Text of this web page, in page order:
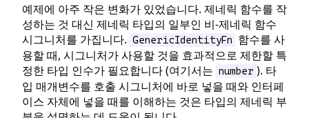
예제에 아주 작은 변화가 있었습니다. 제네릭 함수를 작
성하는 것 대신 제네릭 타입의 일부인 비-제네릭 함수
시그니처를 가집니다. GenericIdentityFn
함수를 사
용할 때, 시그니처가 사용할 것을 효과적으로 제한할 특
정한 타입 인수가 필요합니다 (여기서는 number ). 타
입 매개변수를 호출 시그니처에 바로 넣을 때와 인터페
이스 자체에 넣을 때를 이해하는 것은 타입의 제네릭 부